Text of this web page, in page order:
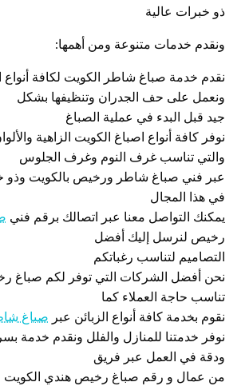
ذو خبرات عالية
ونقدم خدمات متنوعة ومن أهمها:
نقدم خدمة صباغ شاطر الكويت لكافة أنواع
ونعمل على حف الجدران وتنظيفها بشكل
جيد قبل البدء في عملية الصباغ
نوفر كافة أنواع اصباغ الكويت الزاهية
والتي تناسب غرف النوم وغرف الجلوس
عبر فني صباغ شاطر ورخيص بالكويت وذو
في هذا المجال
يمكنك التواصل معنا عبر اتصالك برقم فني
رخيص لنرسل إليك أفضل
التصاميم لتناسب رغباتكم
نحن أفضل الشركات التي توفر لكم صباغ
تناسب حاجة العملاء كما
نقوم بخدمة كافة أنواع الزبائن عبر صباغ
نوفر خدمتنا للمنازل والفلل ونقدم خدمة
ودقة في العمل عبر فريق
من عمال و رقم صباغ رخيص هندي الكويت